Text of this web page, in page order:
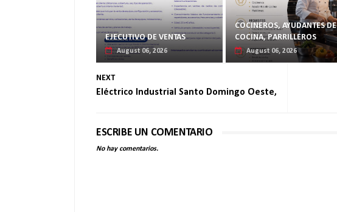
EJECUTIVO DE VENTAS
August 06, 2026
COCINEROS, AYUDANTES DE
COCINA, PARRILLEROS
August 06, 2026
NEXT
Eléctrico Industrial Santo Domingo Oeste,
ESCRIBE UN COMENTARIO
No hay comentarios.